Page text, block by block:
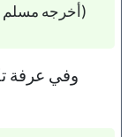
(أخرجه مسلم
وفي عرفة